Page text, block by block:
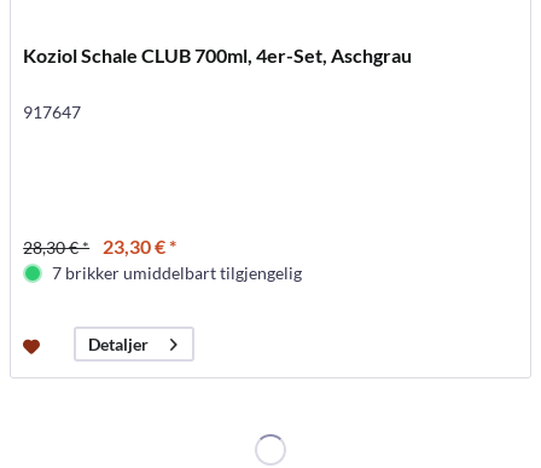
Koziol Schale CLUB 700ml, 4er-Set, Aschgrau
917647
28,30 € * 23,30 € *
7 brikker umiddelbart tilgjengelig
Detaljer